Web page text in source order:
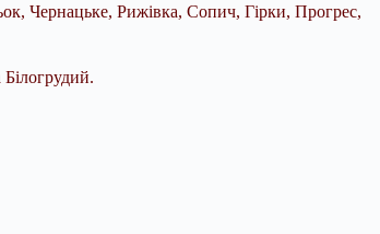
Чернацьке, Рижівка, Сопич, Гірки, Прогрес,